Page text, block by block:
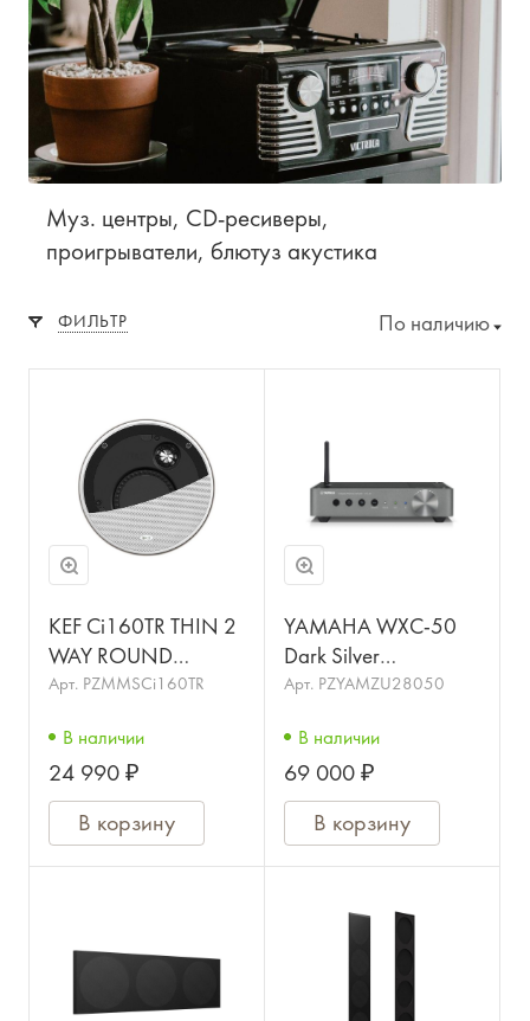
Муз. центры, CD-ресиверы,
проигрыватели, блютуз акустика
ФИЛЬТР По наличию
KEF Ci160TR THIN 2
WAY ROUND
SP3830AA
встраиваемые АС
круглой формы
Арт. PZMMSCi160TR
В наличии
24 990 ₽
В корзину
YAMAHA WXC-50
Dark Silver
Беспроводной
потокового
воспроизведения
Арт. PZYAMZU28050
В наличии
69 000 ₽
В корзину